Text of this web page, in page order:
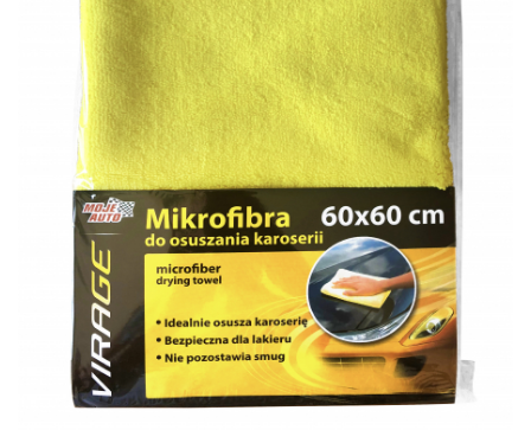
Aditivi si Tratamente
Curatare maini
Curatare si degresare
Mentenanta si reparatii
Cosmetice intretinere auto
Curatare interior
Curatare exterior
Odorizanti
Produse pentru iarna
Produse industriale
Curatare suprafete
Detectie fisuri